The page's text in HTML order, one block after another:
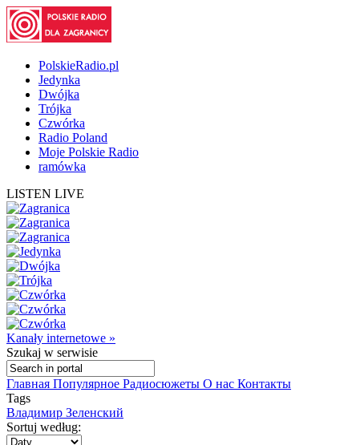
PolskieRadio.pl
Jedynka
Dwójka
Trójka
Czwórka
Radio Poland
Moje Polskie Radio
ramówka
LISTEN LIVE
Kanały internetowe »
Szukaj w serwisie
Главная Популярное Радиосюжеты О нас Контакты
Tags
Владимир Зеленский
Sortuj według: